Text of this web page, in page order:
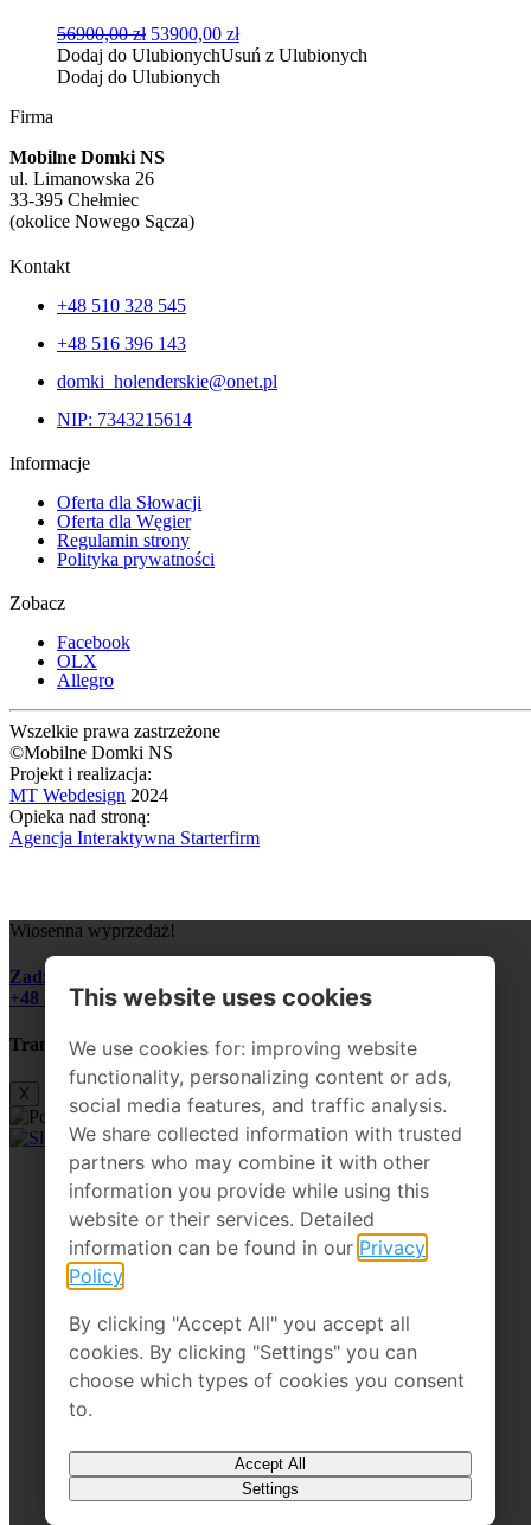
56900,00zł Pierwotna
cena
wynosiła:
53900,00 złAktualna
cena
Dodaj do UlubionychUsuń z Ulubionych
Dodaj do Ulubionych
Firma
Mobilne Domki NS
ul. Limanowska 26
33-395 Chełmiec
(okolice Nowego Sącza)
Kontakt
+48 510 328 545
+48 516 396 143
domki_holenderskie@onet.pl
NIP: 7343215614
Informacje
Oferta dla Słowacji
Oferta dla Węgier
Regulamin strony
Polityka prywatności
Zobacz
Facebook
OLX
Allegro
Wszelkie prawa zastrzeżone
©Mobilne Domki NS
Projekt i realizacja:
MT Webdesign 2024
Opieka nad stroną:
Agencja Interaktywna Starterfirm
This website uses cookies
We use cookies for: improving website
functionality, personalizing content or ads,
social media features, and traffic analysis.
We share collected information with trusted
partners who may combine it with other
information you provide while using this
website or their services. Detailed
information can be found in our Privacy
Policy
By clicking "Accept All" you accept all
cookies. By clicking "Settings" you can
choose which types of cookies you consent
to.
Settings
Accept All
Wiosenna wyprzedaż!
Zadzwoń i zapytaj o szczegóły:
+48 510 328 545
Transport domku do 200 km GRATIS!
X
Polski
Slovenčina